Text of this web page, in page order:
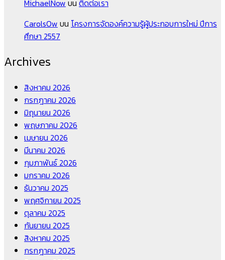
MichaelNow บน ติดต่อเรา
CarolsOw บน โครงการจัดองค์ความรู้ผู้ประกอบการใหม่ ปีการ
ศึกษา 2557
Archives
สิงหาคม 2026
กรกฎาคม 2026
มิถุนายน 2026
พฤษภาคม 2026
เมษายน 2026
มีนาคม 2026
กุมภาพันธ์ 2026
มกราคม 2026
ธันวาคม 2025
พฤศจิกายน 2025
ตุลาคม 2025
กันยายน 2025
สิงหาคม 2025
กรกฎาคม 2025